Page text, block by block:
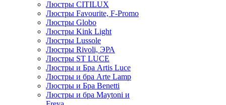
Люстры CITILUX
Люстры Favourite, F-Promo
Люстры Globo
Люстры Kink Light
Люстры Lussole
Люстры Rivoli, ЭРА
Люстры ST LUCE
Люстры и Бра Artis Luce
Люстры и бра Arte Lamp
Люстры и Бра Benetti
Люстры и бра Maytoni и